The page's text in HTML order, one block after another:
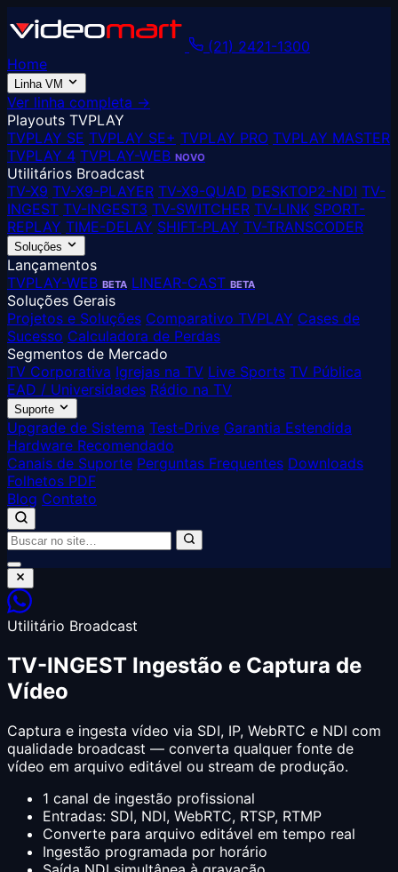
(21) 2421-1300
Home
Linha VM
Ver linha completa →
Playouts TVPLAY
TVPLAY SE TVPLAY SE+ TVPLAY PRO TVPLAY MASTER
TVPLAY 4 TVPLAY-WEB NOVO
Utilitários Broadcast
TV-X9 TV-X9-PLAYER TV-X9-QUAD DESKTOP2-NDI TV-
INGEST TV-INGEST3 TV-SWITCHER TV-LINK SPORT-
REPLAY TIME-DELAY SHIFT-PLAY TV-TRANSCODER
Soluções
Lançamentos
TVPLAY-WEB BETA LINEAR-CAST BETA
Soluções Gerais
Projetos e Soluções Comparativo TVPLAY Cases de
Sucesso Calculadora de Perdas
Segmentos de Mercado
TV Corporativa Igrejas na TV Live Sports TV Pública
EAD / Universidades Rádio na TV
Suporte
Upgrade de Sistema Test-Drive Garantia Estendida
Hardware Recomendado
Canais de Suporte Perguntas Frequentes Downloads
Folhetos PDF
Blog Contato
Utilitário Broadcast
TV-INGEST Ingestão e Captura de
Vídeo
Captura e ingesta vídeo via SDI, IP, WebRTC e NDI com
qualidade broadcast — converta qualquer fonte de
vídeo em arquivo editável ou stream de produção.
1 canal de ingestão profissional
Entradas: SDI, NDI, WebRTC, RTSP, RTMP
Converte para arquivo editável em tempo real
Ingestão programada por horário